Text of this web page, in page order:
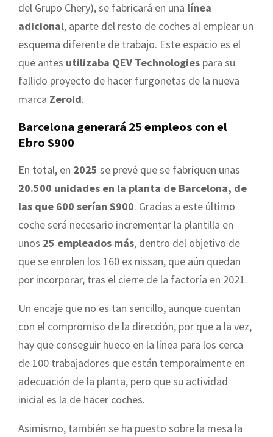
del Grupo Chery), se fabricará en una línea
adicional, aparte del resto de coches al emplear un
esquema diferente de trabajo. Este espacio es el
que antes utilizaba QEV Technologies para su
fallido proyecto de hacer furgonetas de la nueva
marca Zeroid.
Barcelona generará 25 empleos con el
Ebro S900
En total, en 2025 se prevé que se fabriquen unas
20.500 unidades en la planta de Barcelona, de
las que 600 serían S900. Gracias a este último
coche será necesario incrementar la plantilla en
unos 25 empleados más, dentro del objetivo de
que se enrolen los 160 ex nissan, que aún quedan
por incorporar, tras el cierre de la factoría en 2021.
Un encaje que no es tan sencillo, aunque cuentan
con el compromiso de la dirección, por que a la vez,
hay que conseguir hueco en la línea para los cerca
de 100 trabajadores que están temporalmente en
adecuación de la planta, pero que su actividad
inicial es la de hacer coches.
Asimismo, también se ha puesto sobre la mesa la